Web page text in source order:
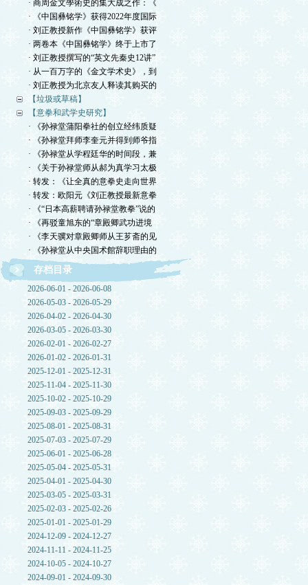
· 商周金文學術史的集大成之作：《
· 《中国彝铭学》获得2022年度国际
· 刘正教授新作《中国彝铭学》获评
· 两卷本《中国彝铭学》终于上市了
· 刘正教授撰写的“英文先秦史12讲”
· 从一百万字的《金文学术史》，到
· 刘正教授为北京友人释读其购买的
【垃圾或草稿】
【意拳和武学史研究】
· 《孙禄堂蒲阳拳社的创立经纬质疑
· 《孙禄堂拜师李奎元并得到师爷指
· 《孙禄堂从学程廷华的时间段，兼
· 《关于孙禄堂师从郝为真学习太极
· 转发：《让全真的意拳史走向世界
· 转发：欧阳元《刘正教授最新意拳
· 《“日本高薪聘请孙禄堂教拳”说的
· 《再驳童旭东的“章殿卿武功进境
· 《李天骥对章殿卿师从王芗斋的见
· 《孙禄堂从中央国术館辞职理由的
存档目录
2026-06-01 - 2026-06-08
2026-05-03 - 2026-05-29
2026-04-02 - 2026-04-30
2026-03-05 - 2026-03-30
2026-02-01 - 2026-02-27
2026-01-02 - 2026-01-31
2025-12-01 - 2025-12-31
2025-11-04 - 2025-11-30
2025-10-02 - 2025-10-29
2025-09-03 - 2025-09-29
2025-08-01 - 2025-08-31
2025-07-03 - 2025-07-29
2025-06-01 - 2025-06-28
2025-05-04 - 2025-05-31
2025-04-01 - 2025-04-30
2025-03-05 - 2025-03-31
2025-02-03 - 2025-02-26
2025-01-01 - 2025-01-29
2024-12-09 - 2024-12-27
2024-11-11 - 2024-11-25
2024-10-05 - 2024-10-27
2024-09-01 - 2024-09-30